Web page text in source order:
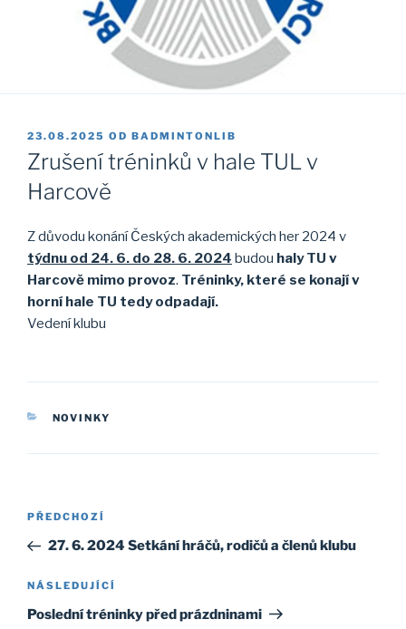
PUBLIKOVÁNO
23.08.2025 OD BADMINTONLIB
Zrušení tréninků v hale TUL v
Harcově
Z důvodu konání Českých akademických her 2024 v
týdnu od 24. 6. do 28. 6. 2024 budou haly TU v
Harcově mimo provoz. Tréninky, které se konají v
horní hale TU tedy odpadají.
Vedení klubu
RUBRIKY
NOVINKY
Navigace
příspěvek
Předchozí
příspěvek
PŘEDCHOZÍ
27. 6. 2024 Setkání hráčů, rodičů a členů klubu
Následující
příspěvek
NÁSLEDUJÍCÍ
Poslední tréninky před prázdninami